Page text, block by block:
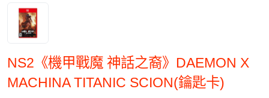
NS2《機甲戰魔 神話之裔》DAEMON X
MACHINA TITANIC SCION(鑰匙卡)